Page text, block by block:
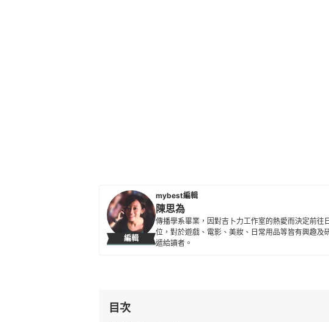
編輯
mybest編輯
陳思為
傳播學系畢業，因對吉卜力工作室的熱愛而決定前
位，對於遊戲、電影、美妝、日常用品等皆有興趣
遞給讀者。
目次